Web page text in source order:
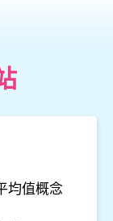
均值概念